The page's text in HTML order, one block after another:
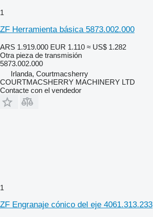
1
ZF Herramienta básica 5873.002.000
ARS 1.919.000 EUR 1.110 ≈ US$ 1.282
Otra pieza de transmisión
5873.002.000
Irlanda, Courtmacsherry
COURTMACSHERRY MACHINERY LTD
Contacte con el vendedor
1
ZF Engranaje cónico del eje 4061.313.233